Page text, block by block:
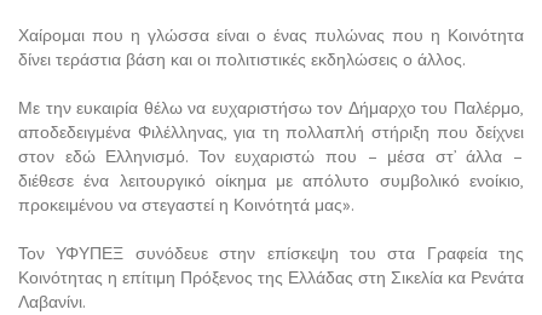
Χαίρομαι που η γλώσσα είναι ο ένας πυλώνας που η Κοινότητα
δίνει τεράστια βάση και οι πολιτιστικές εκδηλώσεις ο άλλος.
Με την ευκαιρία θέλω να ευχαριστήσω τον Δήμαρχο του Παλέρμο,
αποδεδειγμένα Φιλέλληνας, για τη πολλαπλή στήριξη που δείχνει
στον εδώ Ελληνισμό. Τον ευχαριστώ που – μέσα στ’ άλλα –
διέθεσε ένα λειτουργικό οίκημα με απόλυτο συμβολικό ενοίκιο,
προκειμένου να στεγαστεί η Κοινότητά μας».
Τον ΥΦΥΠΕΞ συνόδευε στην επίσκεψη του στα Γραφεία της
Κοινότητας η επίτιμη Πρόξενος της Ελλάδας στη Σικελία κα Ρενάτα
Λαβανίνι.